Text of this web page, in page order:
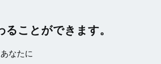
ることができます。
なたに